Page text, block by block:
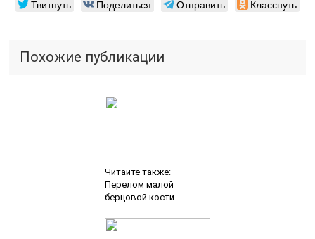
Твитнуть Поделиться Отправить Класснуть
Похожие публикации
Читайте также:
Перелом малой
берцовой кости